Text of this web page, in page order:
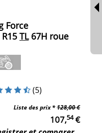
Force
TL67H roue
(5)
Liste des prix *128,00 €
107,54€